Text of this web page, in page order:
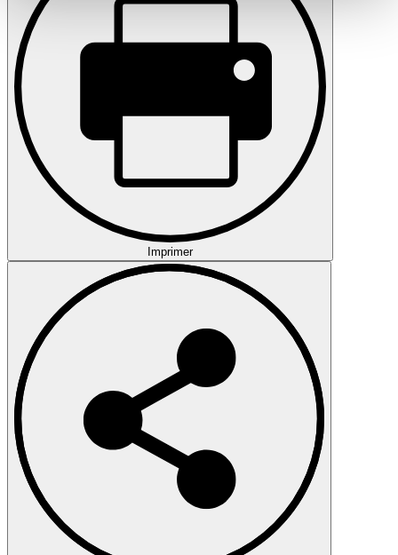
haben oder die sie im Rahmen Ihrer Nutzung der Dienste
gesammelt haben.Datenschutzerklärung
Imprimer